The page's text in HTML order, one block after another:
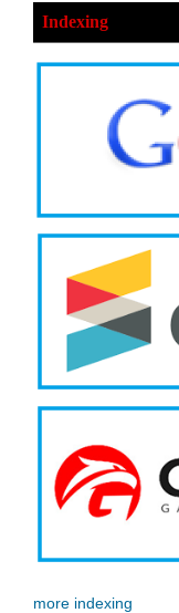
Indexing
more indexing